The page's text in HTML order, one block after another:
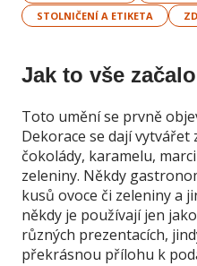
STOLNIČENÍ A ETIKETA
Jak to vše
Toto umění se prvně
Dekorace se dají vytvářet
čokolády, karamelu,
zeleniny. Někdy
kusů ovoce či zeleniny a
někdy je používají jen
různých prezentacích,
překrásnou přílohu k